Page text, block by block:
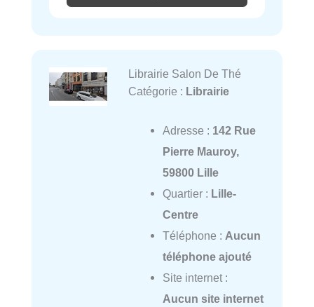
Librairie Salon De Thé
Catégorie : Librairie
Adresse : 142 Rue
Pierre Mauroy,
59800 Lille
Quartier : Lille-
Centre
Téléphone : Aucun
téléphone ajouté
Site internet :
Aucun site internet